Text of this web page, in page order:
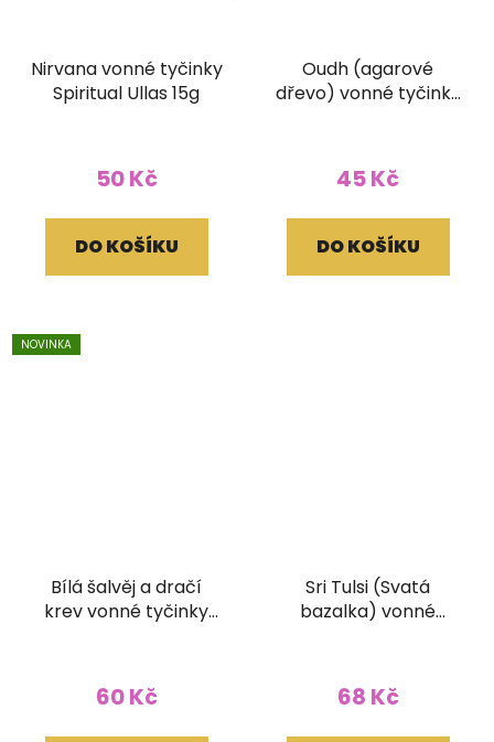
Nirvana vonné tyčinky
Spiritual Ullas 15g
50 Kč
DO KOŠÍKU
Oudh (agarové
dřevo) vonné tyčinky
45 Kč
DO KOŠÍKU
NOVINKA
Bílá šalvěj a dračí
krev vonné tyčinky
60 Kč
Sri Tulsi (Svatá
bazalka) vonné
68 Kč